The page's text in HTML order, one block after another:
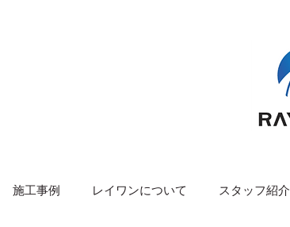
施工事例 レイワンについて スタッフ紹介